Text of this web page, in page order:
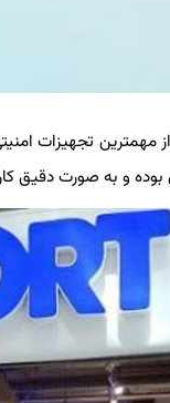
مهمترین تجهیزات
بوده و به صورت دقیق